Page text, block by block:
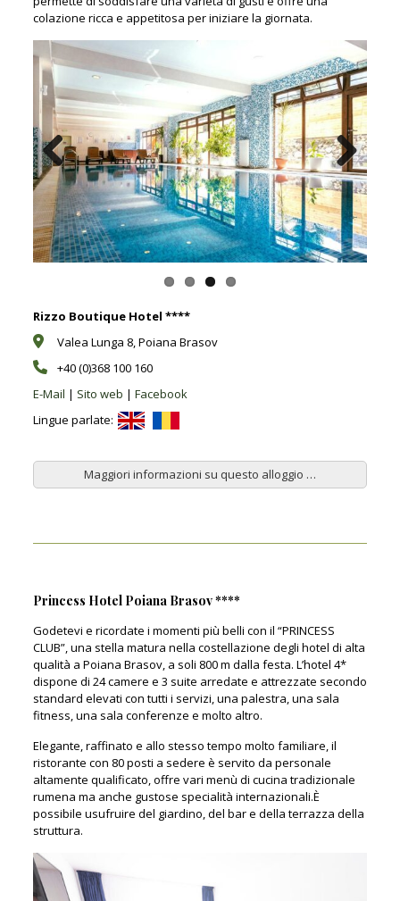
colazione ricca e appetitosa per iniziare la giornata.
Previous Next
Rizzo Boutique Hotel ****
Valea Lunga 8, Poiana Brasov
+40 (0)368 100 160
E-Mail | Sito web | Facebook
Lingue parlate:
Maggiori informazioni su questo alloggio …
Princess Hotel Poiana Brasov ****
Godetevi e ricordate i momenti più belli con il “PRINCESS
CLUB”, una stella matura nella costellazione degli hotel di alta
qualità a Poiana Brasov, a soli 800 m dalla festa. L’hotel 4*
dispone di 24 camere e 3 suite arredate e attrezzate secondo
standard elevati con tutti i servizi, una palestra, una sala
fitness, una sala conferenze e molto altro.
Elegante, raffinato e allo stesso tempo molto familiare, il
ristorante con 80 posti a sedere è servito da personale
altamente qualificato, offre vari menù di cucina tradizionale
rumena ma anche gustose specialità internazionali.È
possibile usufruire del giardino, del bar e della terrazza della
struttura.